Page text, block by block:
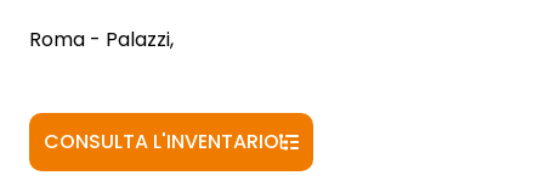
Roma - Palazzi,
CONSULTA L'INVENTARIO